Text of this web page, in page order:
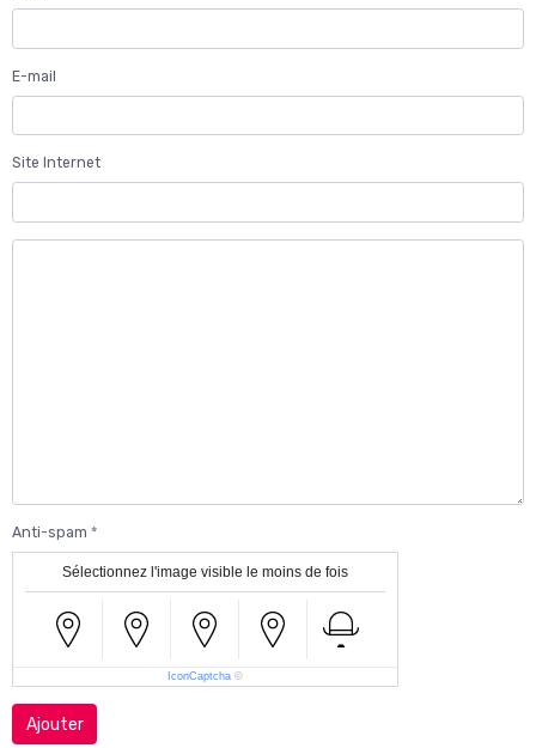
E-mail
Site Internet
Anti-spam
Sélectionnez l'image visible le moins de fois
IconCaptcha ©
Ajouter